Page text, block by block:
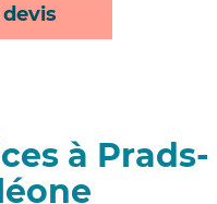
à Prads-